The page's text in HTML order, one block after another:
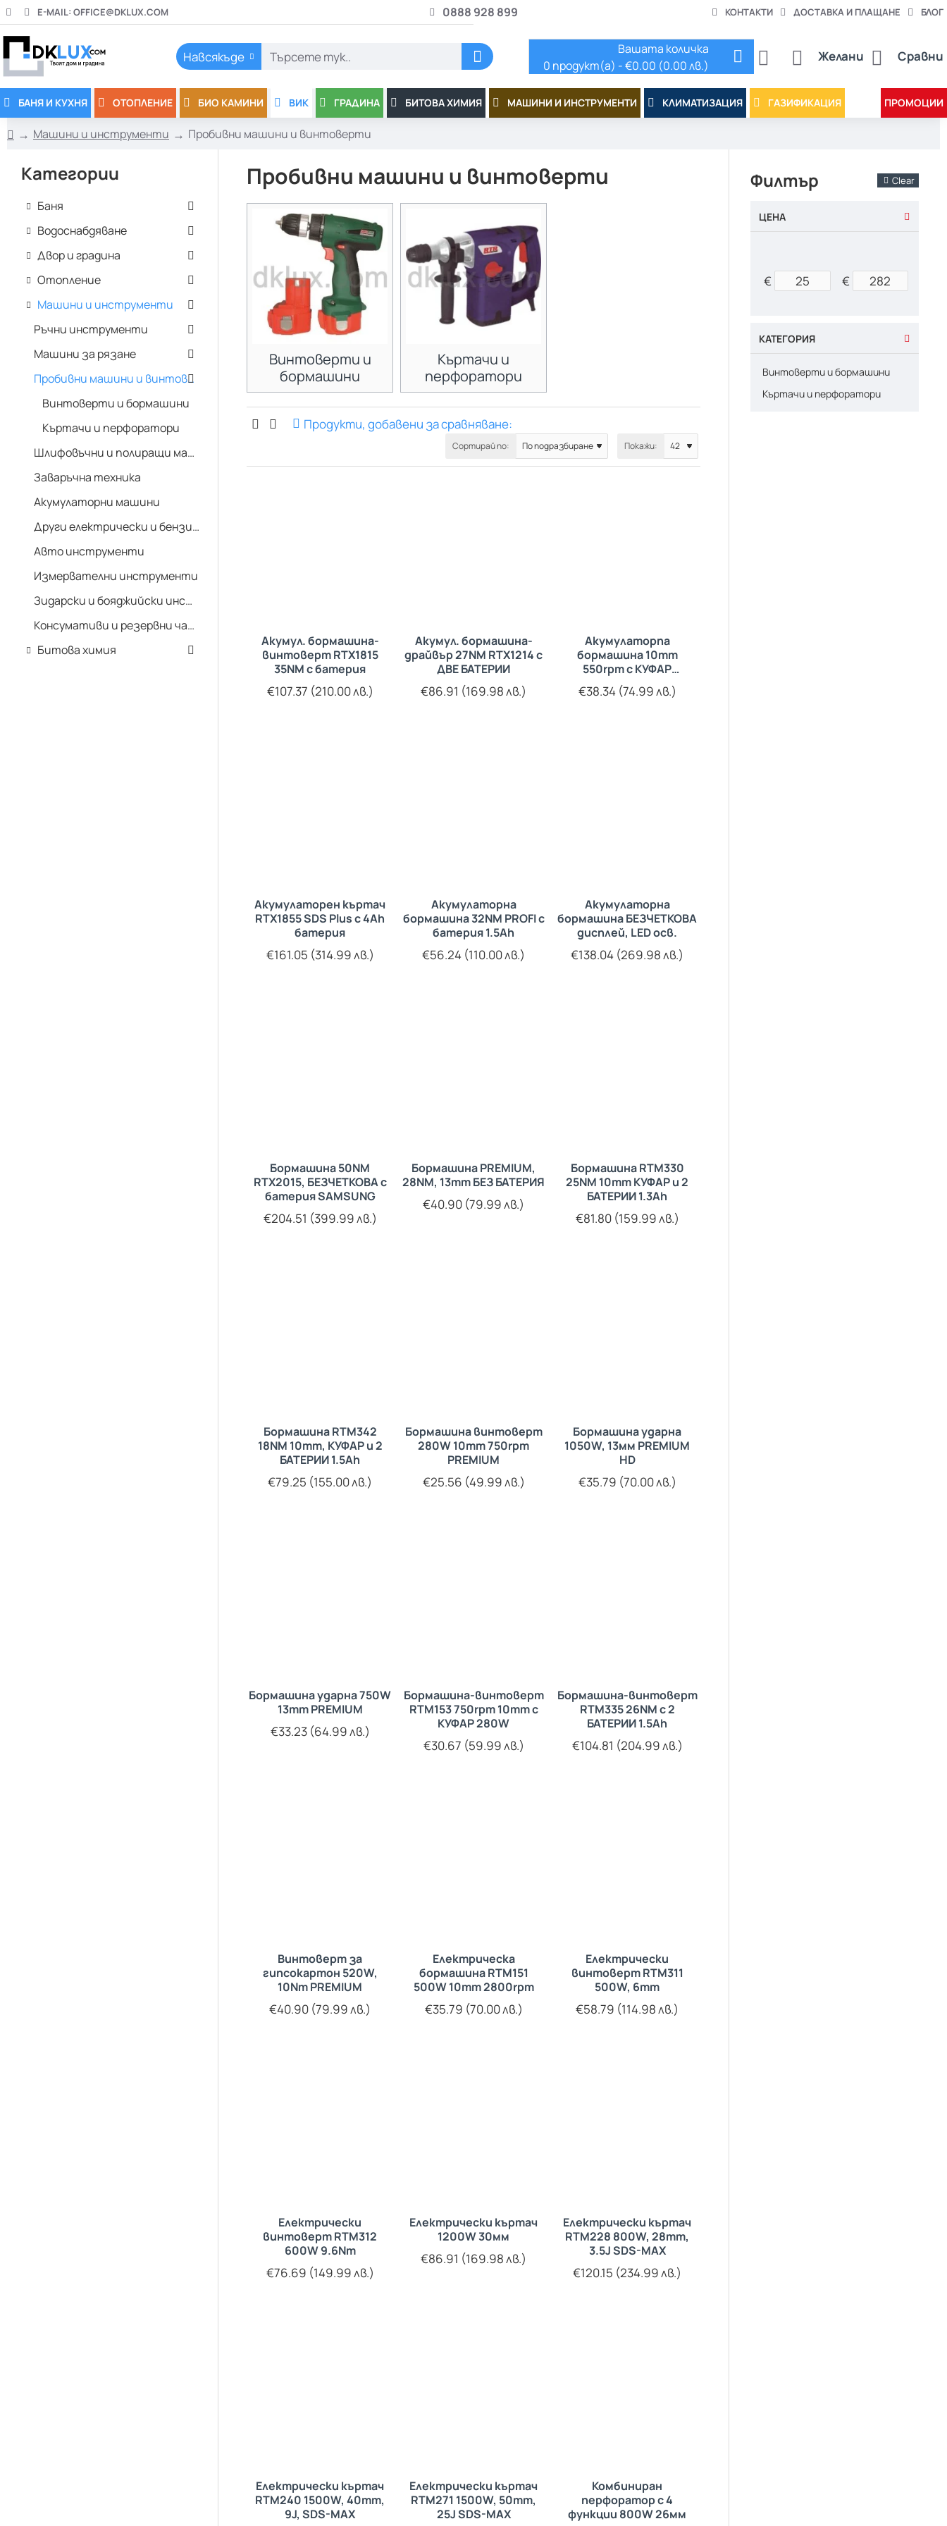
E-MAIL: OFFICE@DKLUX.COM 0888 928 899 КОНТАКТИ ДОСТАВКА И ПЛАЩАНЕ БЛОГ
Навсякъде
Търсете
Желани Сравни
Вашата количка
0 продукт(а) - €0.00 (0.00 лв.)
БАНЯ И КУХНЯ ОТОПЛЕНИЕ БИО КАМИНИ ВИК ГРАДИНА БИТОВА ХИМИЯ МАШИНИ И ИНСТРУМЕНТИ КЛИМАТИЗАЦИЯ ГАЗИФИКАЦИЯ ПРОМОЦИИ
Машини и инструменти Пробивни машини и винтоверти
Категории
Баня
Водоснабдяване
Двор и градина
Отопление
Машини и инструменти
Ръчни инструменти
Машини за рязане
Пробивни машини и винтоверти
Винтоверти и бормашини
Къртачи и перфоратори
Шлифовъчни и полиращи машини
Заваръчна техника
Акумулаторни машини
Други електрически и бензинови машини
Авто инструменти
Измервателни инструменти
Зидарски и бояджийски инструменти
Консумативи и резервни части
Битова химия
Пробивни машини и винтоверти
Винтоверти и
бормашини
Къртачи и
перфоратори
Продукти, добавени за сравняване:
Сортирай по: Покажи:
Акумул. бормашина-
винтоверт RTX1815
35NM с батерия
€107.37 (210.00 лв.)
Акумул. бормашина-
драйвър 27NM RTX1214 с
ДВЕ БАТЕРИИ
€86.91 (169.98 лв.)
Акумулаторna
бормашина 10mm
550rpm с КУФАР
PREMIUM
€38.34 (74.99 лв.)
Акумулаторен къртач
RTX1855 SDS Plus с 4Ah
батерия
€161.05 (314.99 лв.)
Акумулаторна
бормашина 32NM PROFI с
батерия 1.5Ah
€56.24 (110.00 лв.)
Акумулаторна
бормашина БЕЗЧЕТКОВА
дисплей, LED осв.
€138.04 (269.98 лв.)
Бормашина 50NM
RTX2015, БЕЗЧЕТКОВА с
батерия SAMSUNG
€204.51 (399.99 лв.)
Бормашина PREMIUM,
28NM, 13mm БЕЗ БАТЕРИЯ
€40.90 (79.99 лв.)
Бормашина RTM330
25NM 10mm КУФАР и 2
БАТЕРИИ 1.3Ah
€81.80 (159.99 лв.)
Бормашина RTM342
18NM 10mm, КУФАР и 2
БАТЕРИИ 1.5Ah
€79.25 (155.00 лв.)
Бормашина винтоверт
280W 10mm 750rpm
PREMIUM
€25.56 (49.99 лв.)
Бормашина ударна
1050W, 13мм PREMIUM
HD
€35.79 (70.00 лв.)
Бормашина ударна 750W
13mm PREMIUM
€33.23 (64.99 лв.)
Бормашина-винтоверт
RTM153 750rpm 10mm с
КУФАР 280W
€30.67 (59.99 лв.)
Бормашина-винтоверт
RTM335 26NM с 2
БАТЕРИИ 1.5Ah
€104.81 (204.99 лв.)
Винтоверт за
гипсокартон 520W,
10Nm PREMIUM
€40.90 (79.99 лв.)
Електрическа
бормашина RTM151
500W 10mm 2800rpm
€35.79 (70.00 лв.)
Електрически
винтоверт RTM311
500W, 6mm
€58.79 (114.98 лв.)
Електрически
винтоверт RTM312
600W 9.6Nm
€76.69 (149.99 лв.)
Електрически къртач
1200W 30мм
€86.91 (169.98 лв.)
Електрически къртач
RTM228 800W, 28mm,
3.5J SDS-MAX
€120.15 (234.99 лв.)
Електрически къртач
RTM240 1500W, 40mm,
9J, SDS-MAX
Електрически къртач
RTM271 1500W, 50mm,
25J SDS-MAX
Комбиниран
перфоратор с 4
функции 800W 26мм
Филтър Clear
ЦЕНА
€ €
КАТЕГОРИЯ
Винтоверти и бормашини
Къртачи и перфоратори